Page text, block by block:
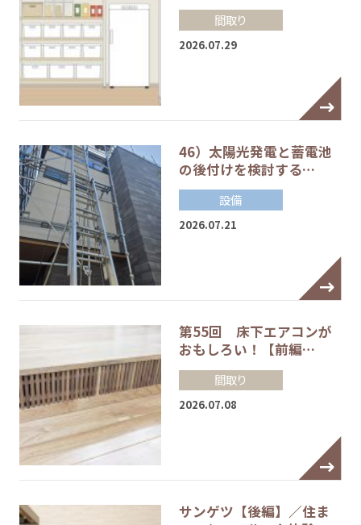
間取り
2026.07.29
46）太陽光発電と蓄電池
の後付けを検討する…
設備
2026.07.21
第55回 床下エアコンが
おもしろい！【前編…
間取り
2026.07.08
サンゲツ【後編】／住ま